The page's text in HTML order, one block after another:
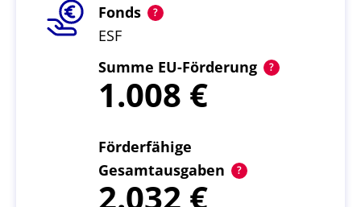
Fonds
ESF
Summe EU-Förderung
1.008
Förderfähige
Gesamtausgaben
2.032